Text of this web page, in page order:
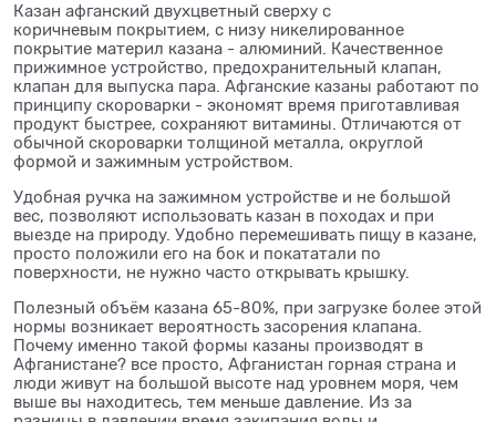
Казан афганский двухцветный сверху с
коричневым покрытием, с низу никелированное
покрытие материл казана - алюминий. Качественное
прижимное устройство, предохранительный клапан,
клапан для выпуска пара. Афганские казаны работают по
принципу скороварки - экономят время приготавливая
продукт быстрее, сохраняют витамины. Отличаются от
обычной скороварки толщиной металла, округлой
формой и зажимным устройством.
Удобная ручка на зажимном устройстве и не большой
вес, позволяют использовать казан в походах и при
выезде на природу. Удобно перемешивать пищу в казане,
просто положили его на бок и покататали по
поверхности, не нужно часто открывать крышку.
Полезный объём казана 65-80%, при загрузке более этой
нормы возникает вероятность засорения клапана.
Почему именно такой формы казаны производят в
Афганистане? все просто, Афганистан горная страна и
люди живут на большой высоте над уровнем моря, чем
выше вы находитесь, тем меньше давление. Из за